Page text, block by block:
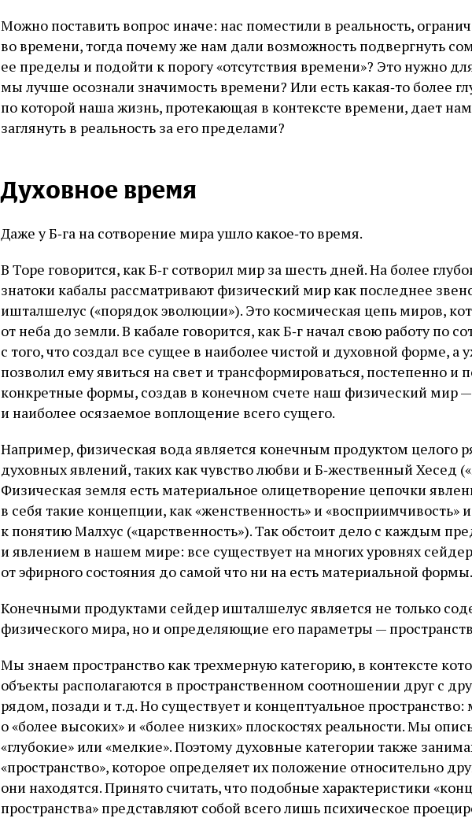
Можно поставить вопрос иначе: нас поместили в реальность,
во времени, тогда почему же нам дали возможность подвергнуть
ее пределы и подойти к порогу «отсутствия времени»? Это нужно
мы лучше осознали значимость времени? Или есть какая‑то более
по которой наша жизнь, протекающая в контексте времени, дает
заглянуть в реальность за его пределами?
Духовное время
Даже у Б‑га на сотворение мира ушло какое‑то время.
В Торе говорится, как Б‑г сотворил мир за шесть дней. На более
знатоки кабалы рассматривают физический мир как последнее
ишталшелус («порядок эволюции»). Это космическая цепь миров,
от неба до земли. В кабале говорится, как Б‑г начал свою работу по
с того, что создал все сущее в наиболее чистой и духовной форме, а
позволил ему явиться на свет и трансформироваться, постепенно и
конкретные формы, создав в конечном счете наш физический мир
и наиболее осязаемое воплощение всего сущего.
Например, физическая вода является конечным продуктом целого
духовных явлений, таких как чувство любви и Б‑жественный Хесед
Физическая земля есть материальное олицетворение цепочки
в себя такие концепции, как «женственность» и «восприимчивость»
к понятию Малхус («царственность»). Так обстоит дело с каждым
и явлением в нашем мире: все существует на многих уровнях
от эфирного состояния до самой что ни на есть материальной формы.
Конечными продуктами сейдер ишталшелус является не только
физического мира, но и определяющие его параметры —
Мы знаем пространство как трехмерную категорию, в контексте
объекты располагаются в пространственном соотношении друг с
рядом, позади и т.д. Но существует и концептуальное
о «более высоких» и «более низких» плоскостях реальности. Мы
«глубокие» или «мелкие». Поэтому духовные категории также
«пространство», которое определяет их положение относительно
они находятся. Принято считать, что подобные характеристики
пространства» представляют собой всего лишь психическое